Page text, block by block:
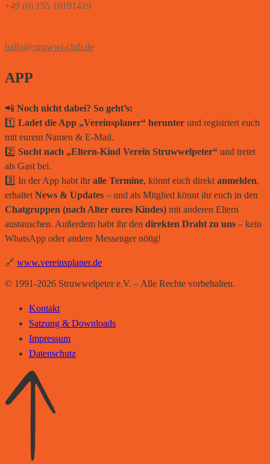
+49 (0) 155 10191419
hallo@struwwi-club.de
APP
📲 Noch nicht dabei? So geht’s:
1️⃣ Ladet die App „Vereinsplaner“ herunter und registriert euch
mit eurem Namen & E-Mail.
2️⃣ Sucht nach „Eltern-Kind Verein Struwwelpeter“ und tretet
als Gast bei.
3️⃣ In der App habt ihralle Termine, könnt euch direkt anmelden,
erhaltet News & Updates – und als Mitglied könnt ihr euch in den
Chatgruppen (nach Alter eures Kindes) mit anderen Eltern
austauschen. Außerdem habt ihr den direkten Draht zu uns – kein
WhatsApp oder andere Messenger nötig!
🔗 www.vereinsplaner.de
© 1991-2026 Struwwelpeter e.V. – Alle Rechte vorbehalten.
Kontakt
Satzung & Downloads
Impressum
Datenschutz